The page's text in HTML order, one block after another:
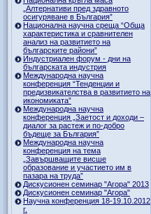
„Алтернативи пред здравното
осигуряване в България”
Национална научна среща “Обща
характеристика и сравнителен
анализ на развитието на
българските райони”
Индустриален форум - дни на
българската индустрия
Международна научна
конференция “Тенденции и
предизвикателства в развитието на
икономиката”
Международна научна
конференция „Заетост и доходи –
диалог за растеж и по-добро
бъдеще за България”
Международна научна
конференция на тема
„Завършващите висше
образование и участието им в
пазара на труда”
Дискусионен семинар "Агора" 2013
Дискусионен семинар "Агора"
Научна конференция 18-19.10.2012
г.